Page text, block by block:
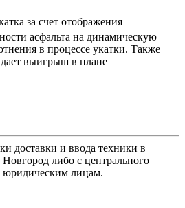
за счет отображения
асфальта на динамическую
в процессе укатки. Также
дает выигрыш в плане
доставки и ввода техники в
либо с центрального
юридическим лицам.